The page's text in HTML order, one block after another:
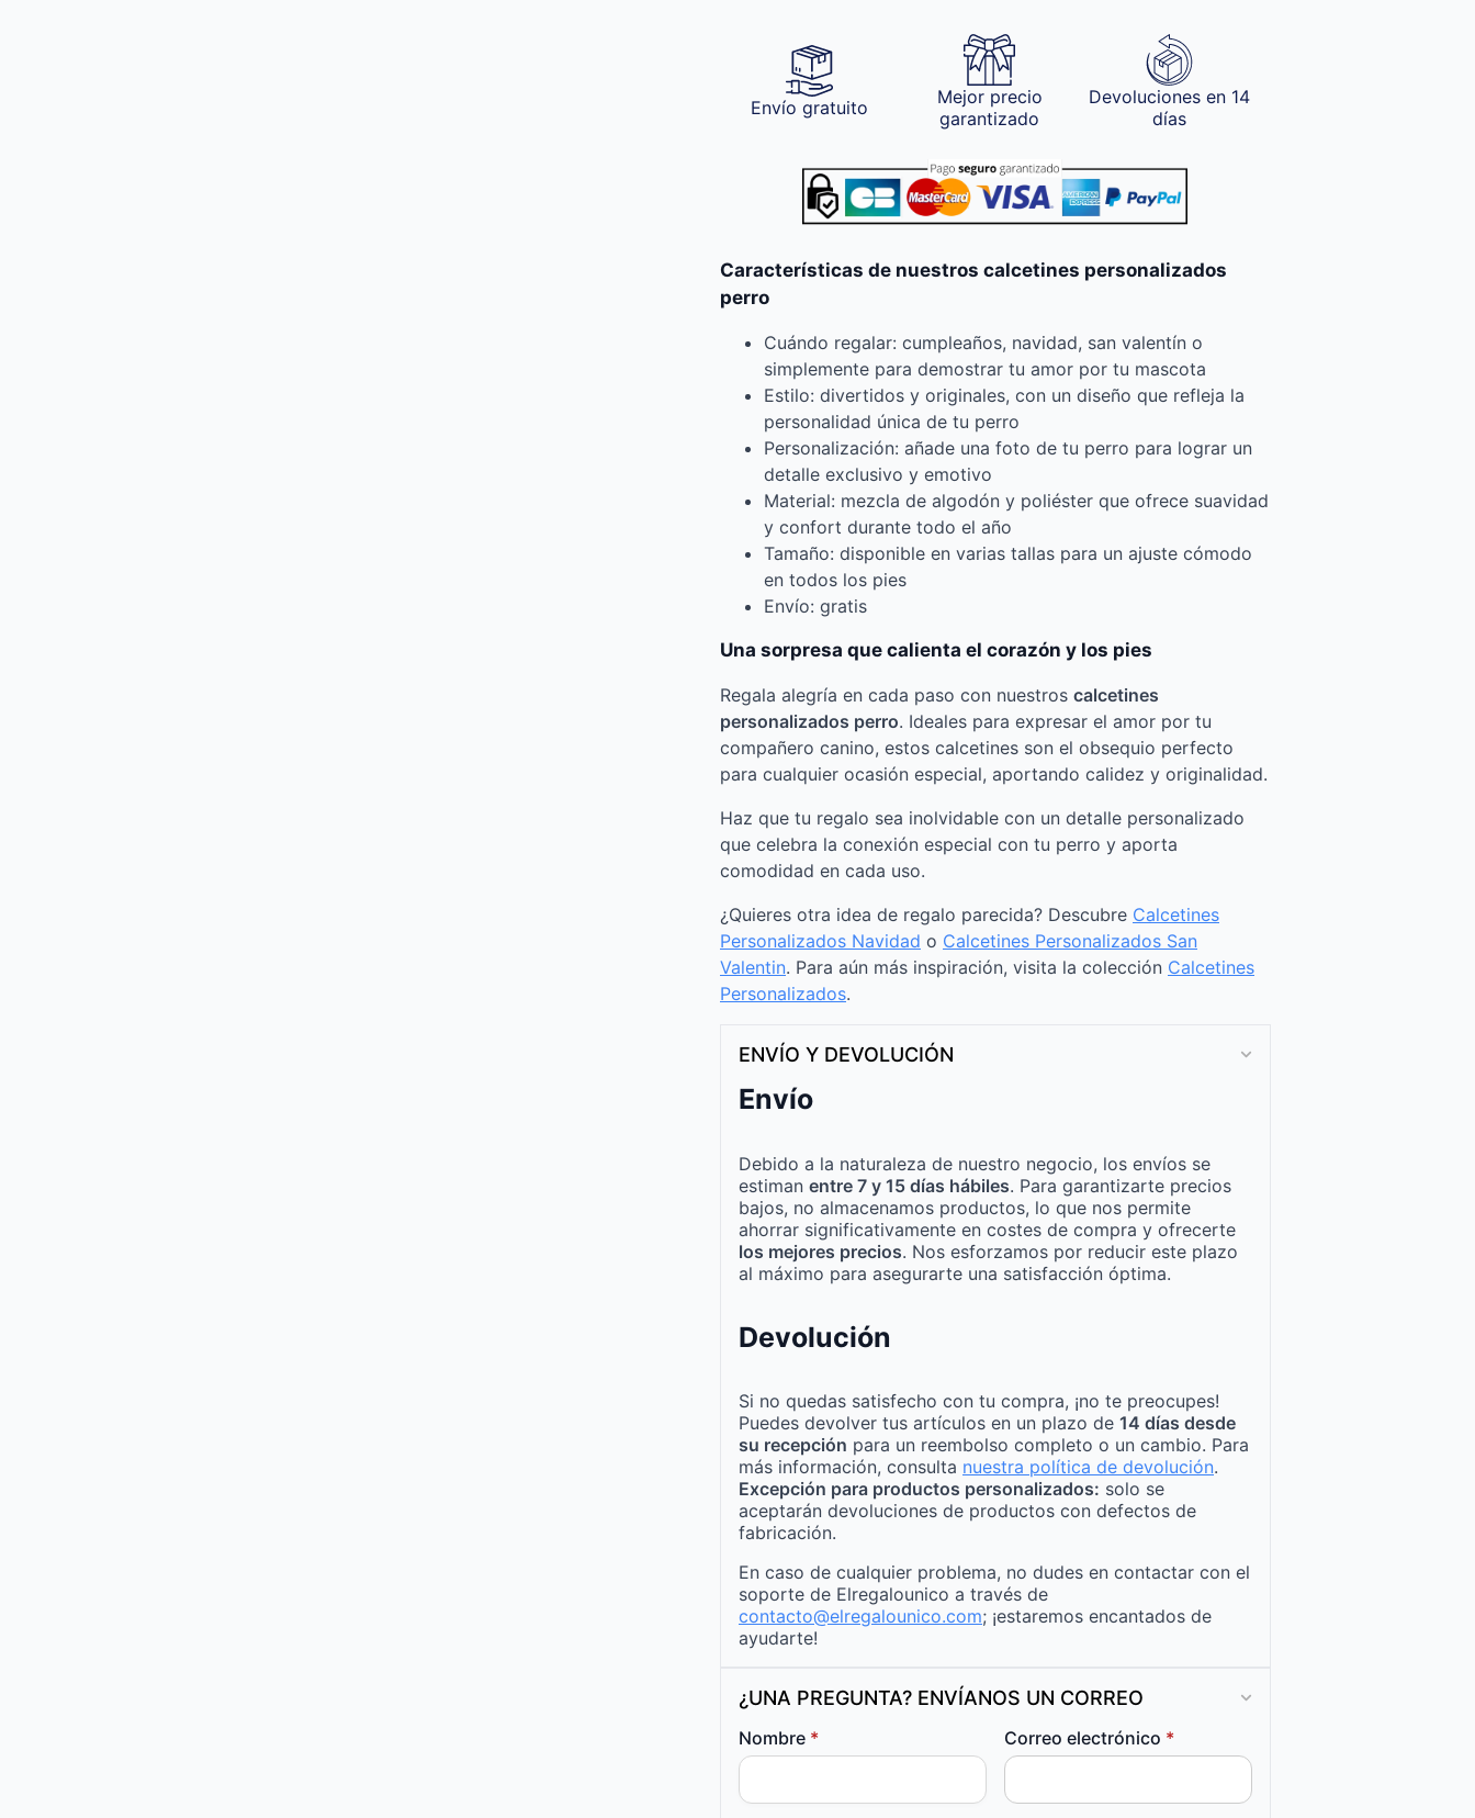
Envío gratuito
Mejor precio
garantizado
Devoluciones en 14
días
Características de nuestros calcetines personalizados
perro
Cuándo regalar: cumpleaños, navidad, san valentín o
simplemente para demostrar tu amor por tu mascota
Estilo: divertidos y originales, con un diseño que refleja la
personalidad única de tu perro
Personalización: añade una foto de tu perro para lograr un
detalle exclusivo y emotivo
Material: mezcla de algodón y poliéster que ofrece suavidad
y confort durante todo el año
Tamaño: disponible en varias tallas para un ajuste cómodo
en todos los pies
Envío: gratis
Una sorpresa que calienta el corazón y los pies
Regala alegría en cada paso con nuestros calcetines
personalizados perro. Ideales para expresar el amor por tu
compañero canino, estos calcetines son el obsequio perfecto
para cualquier ocasión especial, aportando calidez y originalidad.
Haz que tu regalo sea inolvidable con un detalle personalizado
que celebra la conexión especial con tu perro y aporta
comodidad en cada uso.
¿Quieres otra idea de regalo parecida? Descubre Calcetines
Personalizados Navidad o Calcetines Personalizados San
Valentin. Para aún más inspiración, visita la colección Calcetines
Personalizados.
ENVÍO Y DEVOLUCIÓN
Envío
Debido a la naturaleza de nuestro negocio, los envíos se
estiman entre 7 y 15 días hábiles. Para garantizarte precios
bajos, no almacenamos productos, lo que nos permite
ahorrar significativamente en costes de compra y ofrecerte
los mejores precios. Nos esforzamos por reducir este plazo
al máximo para asegurarte una satisfacción óptima.
Devolución
Si no quedas satisfecho con tu compra, ¡no te preocupes!
Puedes devolver tus artículos en un plazo de 14 días desde
su recepción para un reembolso completo o un cambio. Para
más información, consulta nuestra política de devolución.
Excepción para productos personalizados: solo se
aceptarán devoluciones de productos con defectos de
fabricación.
En caso de cualquier problema, no dudes en contactar con el
soporte de Elregalounico a través de
contacto@elregalounico.com; ¡estaremos encantados de
ayudarte!
¿UNA PREGUNTA? ENVÍANOS UN CORREO
Nombre * Correo electrónico *